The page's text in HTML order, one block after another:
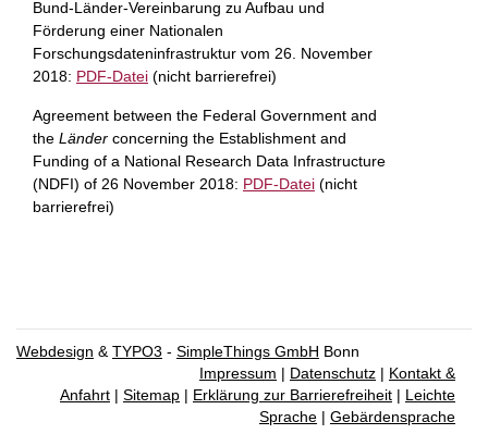
Bund-Länder-Vereinbarung zu Aufbau und
Förderung einer Nationalen
Forschungsdateninfrastruktur vom 26. November
2018: PDF-Datei (nicht barrierefrei)
Agreement between the Federal Government and
the Länder concerning the Establishment and
Funding of a National Research Data Infrastructure
(NDFI) of 26 November 2018: PDF-Datei (nicht
barrierefrei)
Webdesign & TYPO3 - SimpleThings GmbH Bonn
Impressum | Datenschutz | Kontakt &
Anfahrt | Sitemap | Erklärung zur Barrierefreiheit | Leichte
Sprache | Gebärdensprache